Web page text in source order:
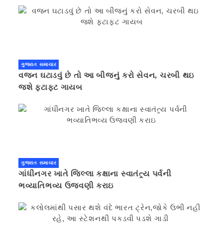
ગુજરાત સમાચાર
વજન ઘટાડવું છે તો આ બીજનું કરો સેવન, ચરબી થઇ
જશે ફટાફટ ગાયબ
ગુજરાત સમાચાર
ગાંધીનગર ખાતે જિલ્લા કક્ષાના સ્વાતંત્ર્ય પર્વની
ભવ્યાતિભવ્ય ઉજવણી કરાઇ